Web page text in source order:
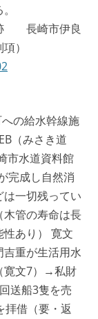
長崎市伊良
）
の給水幹線施
（みさき道
市水道資料館
完成し自然消
一切残ってい
木管の寿命は長
性あり） 寛文
重が生活用水
寛文7）→私財
送船3隻を売
拝借（要・返